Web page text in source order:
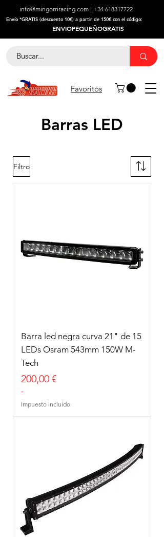
info@mingorriracing.com | +34 618317722
​Envío *GRATIS (descuento 10€) a partir de 150€ con el código:
ENVIOPEQUEÑOGRATIS
Favoritos
Barras LED
Filtro
Barra led negra curva 21" de 15
LEDs Osram 543mm 150W M-
Tech
Precio
200,00 €
-
Impuesto incluido